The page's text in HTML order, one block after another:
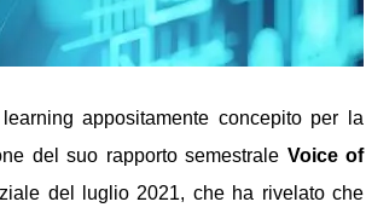
appositamente concepito per la
del suo rapporto semestrale Voice of
del luglio 2021, che ha rivelato che